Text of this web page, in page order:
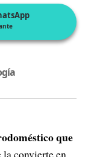
que
la convierte en